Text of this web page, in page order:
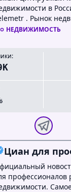
в
. Рынок
НЕДВИЖИМОСТЬ
Циан для
профессионалов